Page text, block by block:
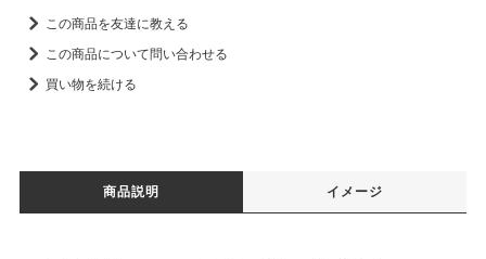
この商品を友達に教える
この商品について問い合わせる
買い物を続ける
商品説明 イメージ